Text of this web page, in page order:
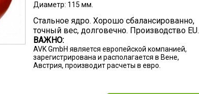
Диаметр: 115 мм.
Стальное ядро. Хорошо сбалансированно,
точный вес, долговечно. Производство EU.
ВАЖНО:
AVK GmbH является европейской компанией,
зарегистрирована и располагается в Вене,
Австрия, производит расчеты в евро.